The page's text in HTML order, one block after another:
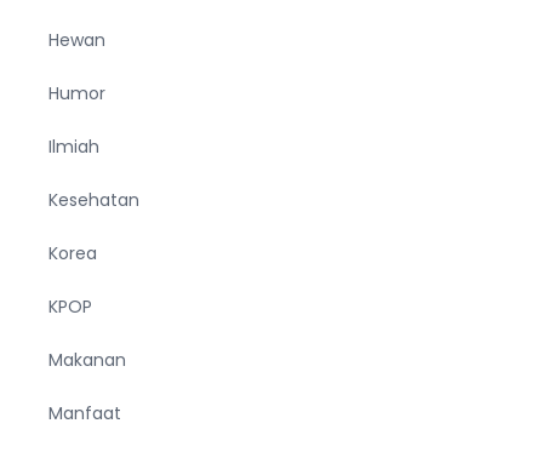
Hewan
Humor
Ilmiah
Kesehatan
Korea
KPOP
Makanan
Manfaat